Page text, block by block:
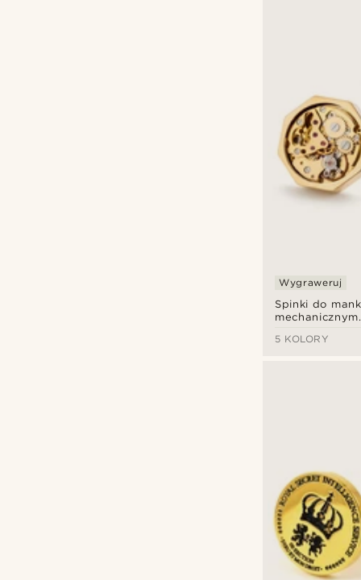
Spinki do
mechanicznym
koperta &
Wygraweruj
5 KOLORY